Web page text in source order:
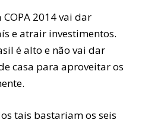
2014 vai dar
e atrair investimentos.
é alto e não vai dar
casa para aproveitar os
tais bastariam os seis